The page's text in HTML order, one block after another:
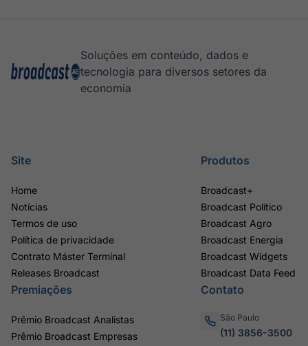
Soluções em conteúdo, dados e
tecnologia para diversos setores da
economia
Site
Home
Notícias
Termos de uso
Política de privacidade
Contrato Máster Terminal
Releases Broadcast
Produtos
Broadcast+
Broadcast Político
Broadcast Agro
Broadcast Energia
Broadcast Widgets
Broadcast Data Feed
Premiações
Prêmio Broadcast Analistas
Prêmio Broadcast Empresas
Contato
São Paulo
(11) 3856-3500